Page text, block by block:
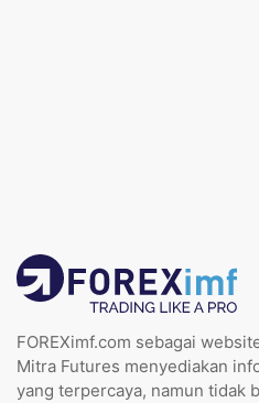
FOREXimf.com sebagai
Mitra Futures menyediakan
yang terpercaya, namun tidak